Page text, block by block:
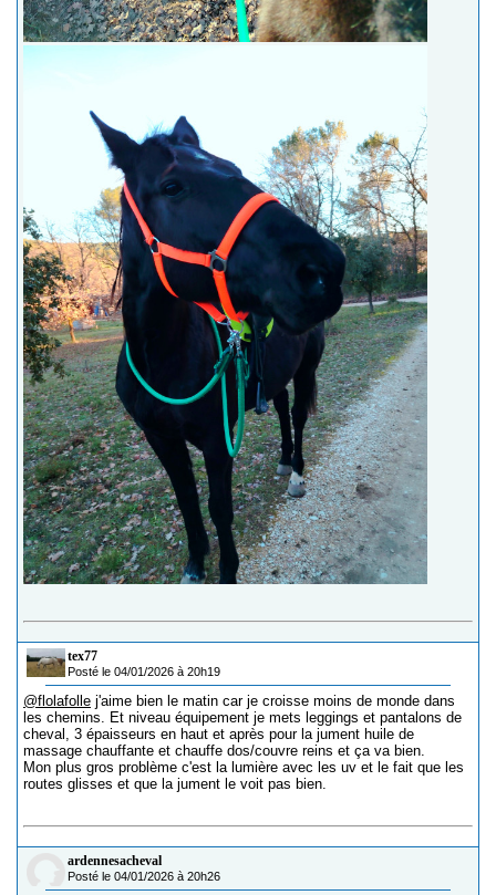
tex77
Posté le 04/01/2026 à 20h19
@flolafolle j'aime bien le matin car je croisse moins de monde dans
les chemins. Et niveau équipement je mets leggings et pantalons de
cheval, 3 épaisseurs en haut et après pour la jument huile de
massage chauffante et chauffe dos/couvre reins et ça va bien.
Mon plus gros problème c'est la lumière avec les uv et le fait que les
routes glisses et que la jument le voit pas bien.
ardennesacheval
Posté le 04/01/2026 à 20h26